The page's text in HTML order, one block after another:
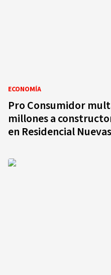
ECONOMÍA
Pro Consumidor
millones a
en Residencial